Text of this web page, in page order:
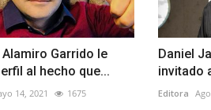
Alamiro Garrido le
al hecho que...
14, 2021 1675
Daniel
invitado
Editora